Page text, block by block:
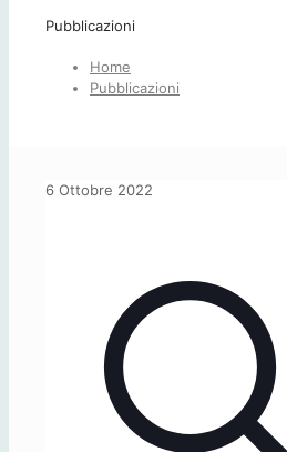
Pubblicazioni
Home
Pubblicazioni
6 Ottobre 2022